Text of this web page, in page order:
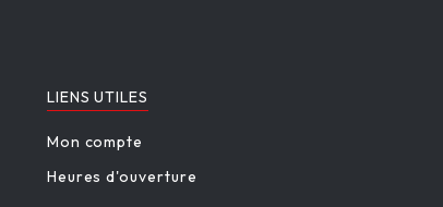
LIENS UTILES
Mon compte
Heures d'ouverture